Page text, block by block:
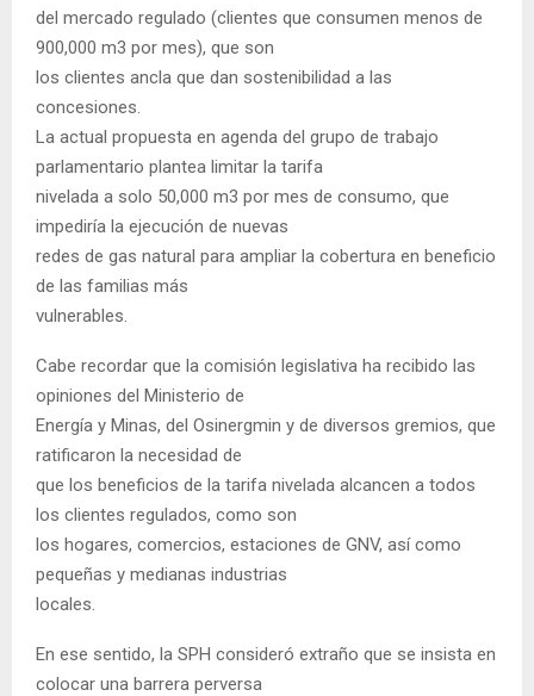
del mercado regulado (clientes que consumen menos de
900,000 m3 por mes), que son
los clientes ancla que dan sostenibilidad a las
concesiones.
La actual propuesta en agenda del grupo de trabajo
parlamentario plantea limitar la tarifa
nivelada a solo 50,000 m3 por mes de consumo, que
impediría la ejecución de nuevas
redes de gas natural para ampliar la cobertura en beneficio
de las familias más
vulnerables.
Cabe recordar que la comisión legislativa ha recibido las
opiniones del Ministerio de
Energía y Minas, del Osinergmin y de diversos gremios, que
ratificaron la necesidad de
que los beneficios de la tarifa nivelada alcancen a todos
los clientes regulados, como son
los hogares, comercios, estaciones de GNV, así como
pequeñas y medianas industrias
locales.
En ese sentido, la SPH consideró extraño que se insista en
colocar una barrera perversa